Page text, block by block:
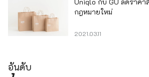
Uniqlo กับ GU ลดราค
กฎหมายใหม่
2021.03.11
อันดับ